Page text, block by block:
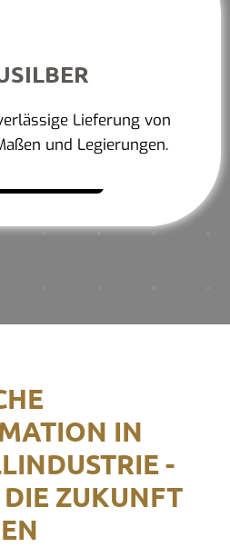
Lieferung von
und Legierungen.
IN
-
ZUKUNFT